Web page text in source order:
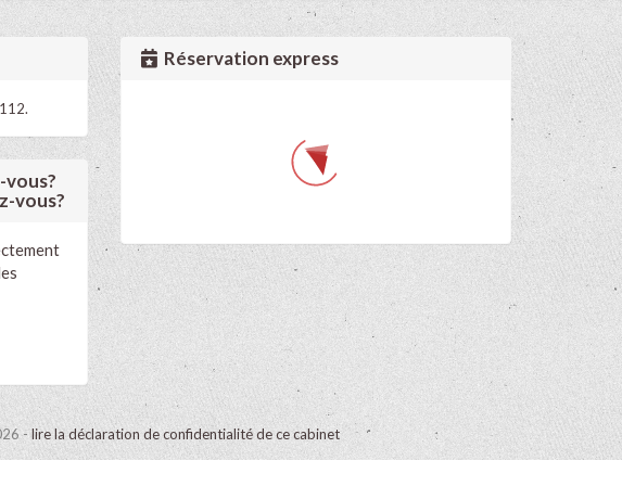
vous?
Réservation express
-lire la déclaration de confidentialité de ce cabinet